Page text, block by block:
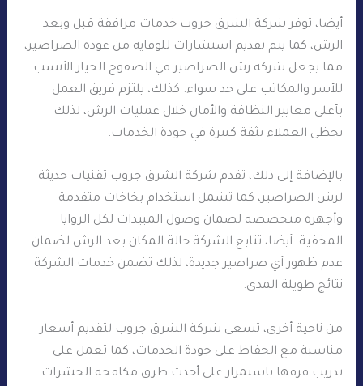
أيضا، توفر شركة الشرق جروب خدمات مرافقة قبل وبعد
الرش، كما يتم تقديم استشارات للوقاية من عودة الصراصير،
مما يجعل شركة رش الصراصير في الصفوح الخيار الأنسب
للأسر والمكاتب على حد سواء. كذلك، يلتزم فريق العمل
بأعلى معايير النظافة والأمان خلال عمليات الرش، لذلك
يحظى العملاء بثقة كبيرة في جودة الخدمات.
بالإضافة إلى ذلك، تقدم شركة الشرق جروب تقنيات حديثة
لرش الصراصير، كما تشمل استخدام بخاخات متقدمة
وأجهزة متخصصة لضمان وصول المبيدات لكل الزوايا
المخفية. أيضا، تتابع الشركة حالة المكان بعد الرش لضمان
عدم ظهور أي صراصير جديدة، لذلك تضمن خدمات الشركة
نتائج طويلة المدى.
من ناحية أخرى، تسعى شركة الشرق جروب لتقديم أسعار
مناسبة مع الحفاظ على جودة الخدمات، كما تعمل على
تدريب فرقها باستمرار على أحدث طرق مكافحة الحشرات.